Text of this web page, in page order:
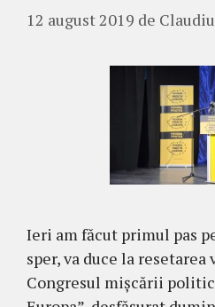
12 august 2019 de
Ieri am făcut primul pas
sper, va duce la
Congresul mișcării